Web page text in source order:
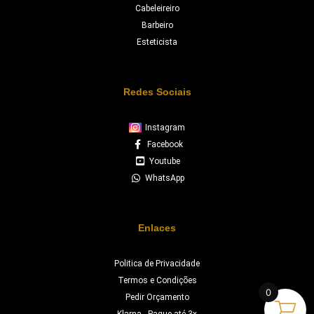
Cabeleireiro
Barbeiro
Esteticista
Redes Sociais
Instagram
Facebook
Youtube
WhatsApp
Enlaces
Politica de Privacidade
Termos e Condições
Pedir Orçamento
0